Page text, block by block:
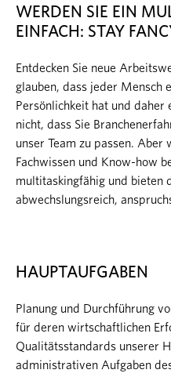
WERDEN SIE EIN
EINFACH: STAY
Entdecken Sie neue
glauben, dass jeder Mensch
Persönlichkeit hat und
nicht, dass Sie
unser Team zu passen. Aber
Fachwissen und Know-how
multitaskingfähig und bieten
abwechslungsreich,
HAUPTAUFGABEN
Planung und Durchführung
für deren wirtschaftlichen
Qualitätsstandards unserer
administrativen Aufgaben